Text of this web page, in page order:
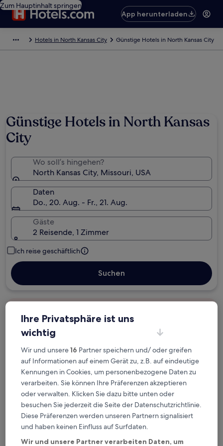
Zum Hauptinhalt springen
App herunterladen
Hotels in North Kansas City Günstige Hotels in North Kansas City
Günstige Hotels in North Kansas
City
Wo soll’s hingehen?
North Kansas City, Missouri, USA
Daten
Do., 20. Aug. - Fr., 21. Aug.
Gäste
2 Reisende, 1 Zimmer
Ich reise geschäftlich
Suchen
Kostenlose Stornierung bei
Planänderungen
Verdiene Prämien für jede
wahrgenommene Übernachtung
Mehr sparen mit Preisen für Mitglieder
Überprüfe die Preise für diese Daten
Ihre Privatsphäre ist uns
wichtig
Wir und unsere16 Partner speichern und/ oder greifen
auf Informationen auf einem Gerät zu, z.B. auf eindeutige
Kennungen in Cookies, um personenbezogene Daten zu
verarbeiten. Sie können Ihre Präferenzen akzeptieren
oder verwalten. Klicken Sie dazu bitte unten oder
besuchen Sie jederzeit die Seite der Datenschutzrichtlinie.
Diese Präferenzen werden unseren Partnern signalisiert
und haben keinen Einfluss auf Surfdaten.
Wir und unsere Partner verarbeiten Daten, um